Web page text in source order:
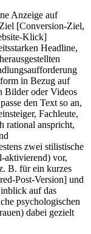
Anzeige auf
[Conversion-Ziel,
Klick]
Headline,
in Bezug auf
Bilder oder Videos
den Text so an,
Fachleute,
rational anspricht,
zwei stilistische
aktivierend) vor,
B. für ein kurzes
Post-Version] und
auf das
psychologischen
dabei gezielt